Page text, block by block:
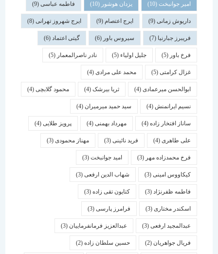
امیر جوانبخت(10) یزدان هوشور(10) فاطمه عباسی(9)
داریوش زمانی(9) ایرج اعتصام(9) ایرج شهروز تهرانی(8)
فریبرز جبارنیا(7) سیروس باور(6) گیتی اعتماد(6)
فرخ باور(5) جلیل اولیاء(5) نادر ناصرالمعمار (5)
غزال کرامتی(5) محمد علی مرادی(4)
ابوالحسن میرعمادی(4) ثریا بیرشک(4) محمود گلابچی(4)
نسیم ایرانمنش(4) سید حمید میرمیران(4)
ساناز افتخار زاده(4) مهرداد بهمنی (4) پرویز طلایی(4)
علی طاهری(4) فرید نائینی(3) مهناز محمودی(3)
فرخ محمدزاده مهر(3) امید جوانبخت(3)
کیکاووس امینی(3) شهاب الدین ارفعی(3)
فاطمه ظفرنژاد(3) کتایون تقی زاده(3)
اسكندر مختاری (3) فرامرز پارسی(3)
عبدالمجید ارفعی(3) عبدالعزیز فرمانفرماییان(3)
فریال جواهریان(2) حسین سلطان زاده(2)